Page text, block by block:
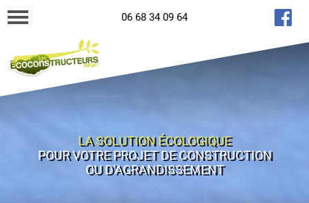
06 68 34 09 64
LA SOLUTION ÉCOLOGIQUE
POUR VOTRE PROJET DE CONSTRUCTION
OU D'AGRANDISSEMENT